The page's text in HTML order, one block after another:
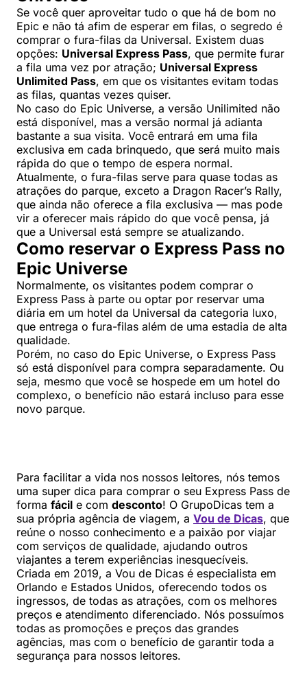
Se você quer aproveitar tudo o que há de bom no
Epic e não tá afim de esperar em filas, o segredo é
comprar o fura-filas da Universal. Existem duas
opções: Universal Express Pass, que permite furar
a fila uma vez por atração; Universal Express
Unlimited Pass, em que os visitantes evitam todas
as filas, quantas vezes quiser.
No caso do Epic Universe, a versão Unilimited não
está disponível, mas a versão normal já adianta
bastante a sua visita. Você entrará em uma fila
exclusiva em cada brinquedo, que será muito mais
rápida do que o tempo de espera normal.
Atualmente, o fura-filas serve para quase todas as
atrações do parque, exceto a Dragon Racer’s Rally,
que ainda não oferece a fila exclusiva — mas pode
vir a oferecer mais rápido do que você pensa, já
que a Universal está sempre se atualizando.
Como reservar o Express Pass no
Epic Universe
Normalmente, os visitantes podem comprar o
Express Pass à parte ou optar por reservar uma
diária em um hotel da Universal da categoria luxo,
que entrega o fura-filas além de uma estadia de alta
qualidade.
Porém, no caso do Epic Universe, o Express Pass
só está disponível para compra separadamente. Ou
seja, mesmo que você se hospede em um hotel do
complexo, o benefício não estará incluso para esse
novo parque.
Para facilitar a vida nos nossos leitores, nós temos
uma super dica para comprar o seu Express Pass de
forma fácil e com desconto! O GrupoDicas tem a
sua própria agência de viagem, a Vou de Dicas, que
reúne o nosso conhecimento e a paixão por viajar
com serviços de qualidade, ajudando outros
viajantes a terem experiências inesquecíveis.
Criada em 2019, a Vou de Dicas é especialista em
Orlando e Estados Unidos, oferecendo todos os
ingressos, de todas as atrações, com os melhores
preços e atendimento diferenciado. Nós possuímos
todas as promoções e preços das grandes
agências, mas com o benefício de garantir toda a
segurança para nossos leitores.